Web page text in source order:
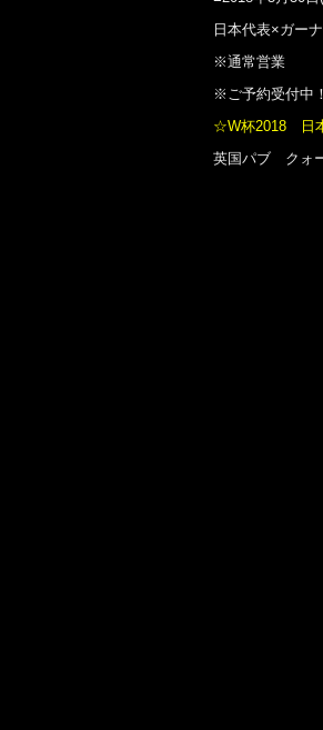
日本代表×ガー
※通常営業
※ご予約受付中！
☆W杯2018 日本
英国パブ クォ